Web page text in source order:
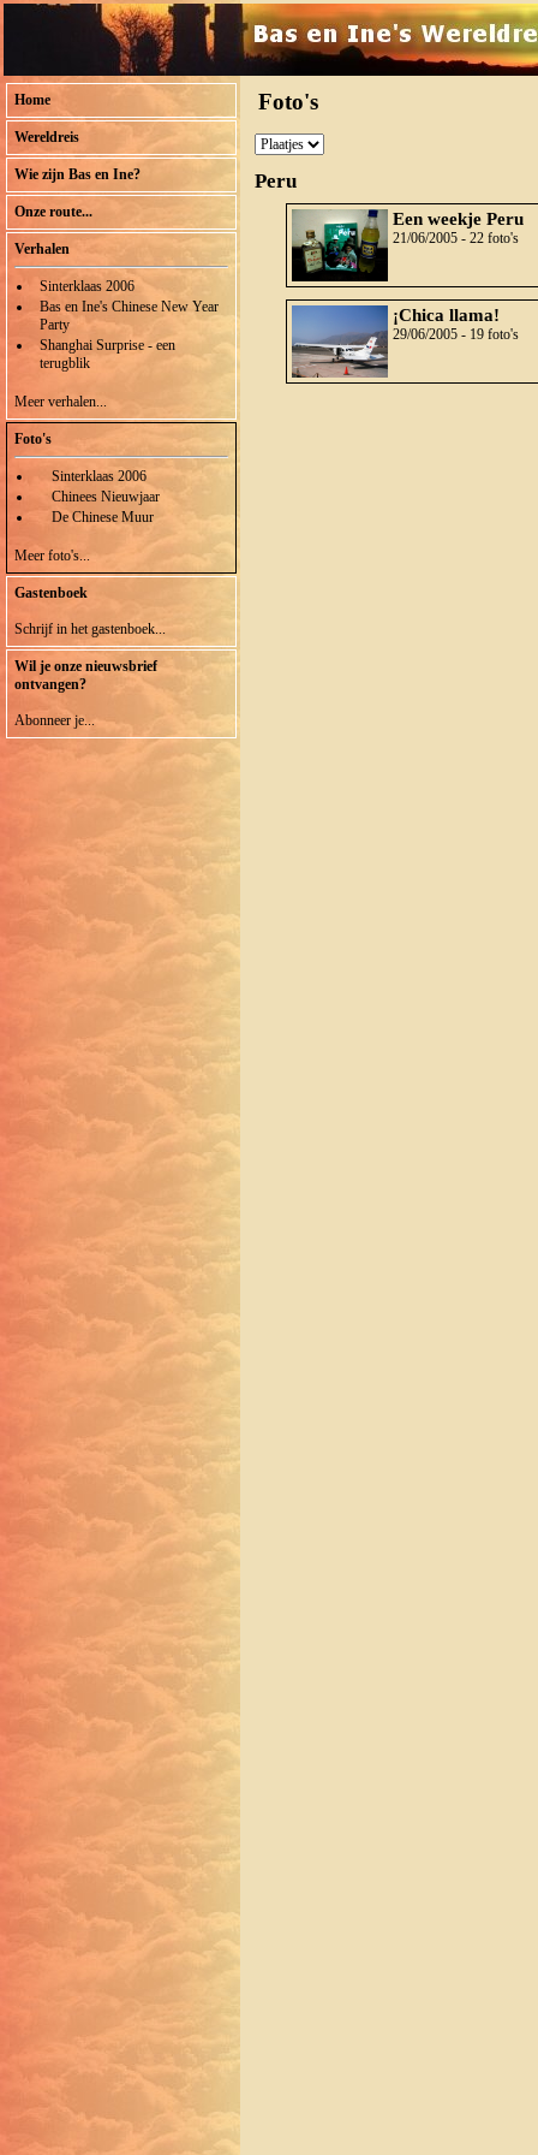
Home
Wereldreis
Wie zijn Bas en Ine?
Onze route...
Verhalen
Sinterklaas 2006
Bas en Ine's Chinese New Year
Party
Shanghai Surprise - een
terugblik
Meer verhalen...
Foto's
Sinterklaas 2006
Chinees Nieuwjaar
De Chinese Muur
Meer foto's...
Gastenboek
Schrijf in het gastenboek...
Wil je onze nieuwsbrief
ontvangen?
Abonneer je...
Foto's
Peru
Een weekje Peru
21/06/2005 - 22 foto's
¡Chica llama!
29/06/2005 - 19 foto's